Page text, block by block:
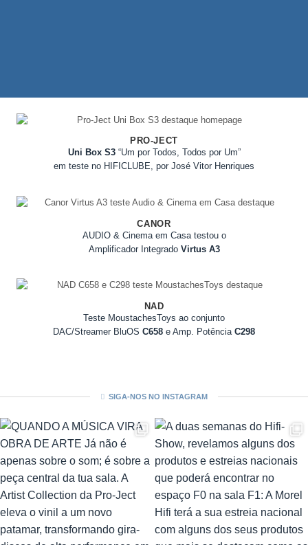
PRO-JECT
Uni Box S3“Um por Todos, Todos por Um”
em teste no HIFICLUBE, por José Vitor Henriques
CANOR
AUDIO & Cinema em Casa testou o
Amplificador Integrado Virtus A3
NAD
Teste MoustachesToys ao conjunto
DAC/Streamer BluOS C658 e Amp. Potência C298
SIGA-NOS NO INSTAGRAM